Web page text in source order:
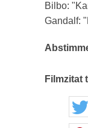
Bilbo:
Gandalf:
Filmzitat